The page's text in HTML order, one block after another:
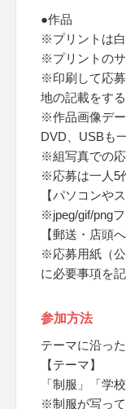
●作品
※プリントは
※プリントの
※印刷して応
地の記載をす
※作品画像デー
DVD、USBも
※組写真での応
※応募は一人5
【パソコンや
※jpeg/gif/png
【郵送・店頭
※応募用紙（公
に必要事項を
参加方法
テーマに沿っ
【テーマ】
「制服」「学
※制服が写っ